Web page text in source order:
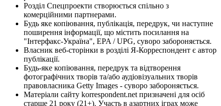
Розділ Спецпроекти створюється спільно з
комерційними партнерами.
Будь яке копіювання, публікація, передрук, чи наступне
поширення інформації, що містить посилання на
"Інтерфакс-Україна", EPA / UPG, суворо забороняється.
Власник веб-сторінки в розділі Я-Корреспондент є автор
публікації.
Будь-яке копіювання, передрук та відтворення
фотографічних творів та/або аудіовізуальних творів
правовласника Getty Images - суворо забороняється.
Матеріали сайту korrespondent.net призначені для осіб
старше 21 року (21+). Участь в азартних іграх може